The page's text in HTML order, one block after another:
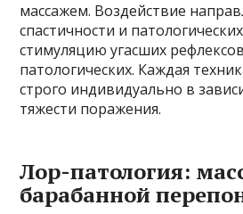
массажем. Воздействие
спастичности и
стимуляцию угасших
патологических. Каждая
строго индивидуально в
тяжести поражения.
Лор-патология:
барабанной